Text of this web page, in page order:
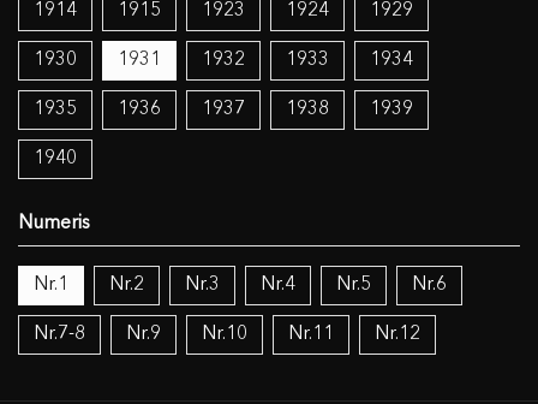
1914 1915 1923 1924 1929
1930 1931 1932 1933 1934
1935 1936 1937 1938 1939
1940
Nr.1 Nr.2 Nr.3 Nr.4 Nr.5 Nr.6
Nr.7-8 Nr.9 Nr.10 Nr.11 Nr.12